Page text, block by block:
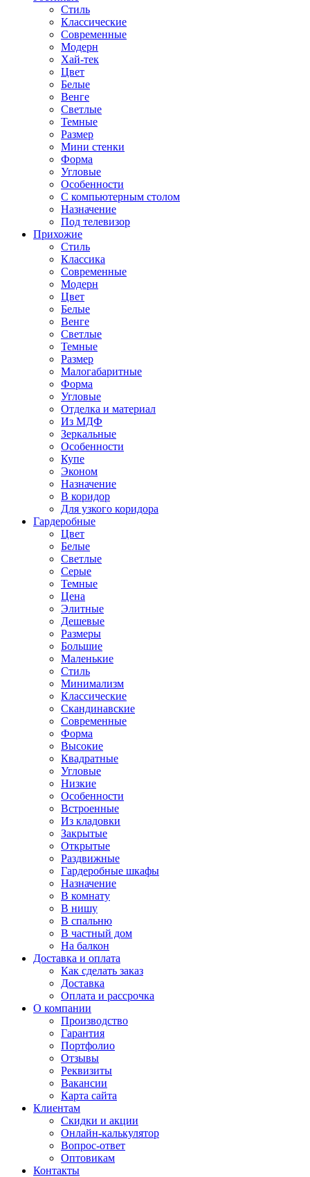
Стиль
Классические
Современные
Модерн
Хай-тек
Цвет
Белые
Венге
Светлые
Темные
Размер
Мини стенки
Форма
Угловые
Особенности
С компьютерным столом
Назначение
Под телевизор
Прихожие
Стиль
Классика
Современные
Модерн
Цвет
Белые
Венге
Светлые
Темные
Размер
Малогабаритные
Форма
Угловые
Отделка и материал
Из МДФ
Зеркальные
Особенности
Купе
Эконом
Назначение
В коридор
Для узкого коридора
Гардеробные
Цвет
Белые
Светлые
Серые
Темные
Цена
Элитные
Дешевые
Размеры
Большие
Маленькие
Стиль
Минимализм
Классические
Скандинавские
Современные
Форма
Высокие
Квадратные
Угловые
Низкие
Особенности
Встроенные
Из кладовки
Закрытые
Открытые
Раздвижные
Гардеробные шкафы
Назначение
В комнату
В нишу
В спальню
В частный дом
На балкон
Доставка и оплата
Как сделать заказ
Доставка
Оплата и рассрочка
О компании
Производство
Гарантия
Портфолио
Отзывы
Реквизиты
Вакансии
Карта сайта
Клиентам
Скидки и акции
Онлайн-калькулятор
Вопрос-ответ
Оптовикам
Контакты